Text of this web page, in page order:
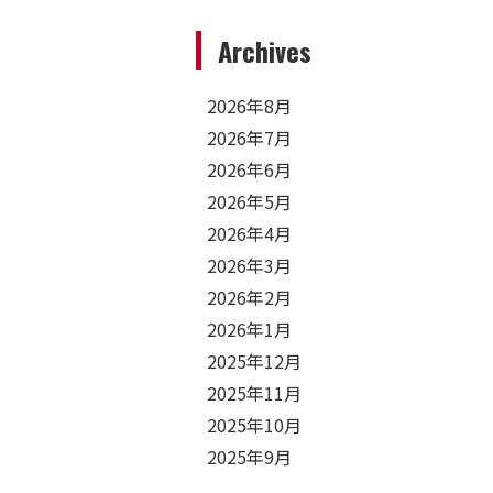
Archives
2026年8月
2026年7月
2026年6月
2026年5月
2026年4月
2026年3月
2026年2月
2026年1月
2025年12月
2025年11月
2025年10月
2025年9月